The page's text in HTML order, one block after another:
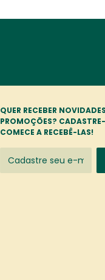
QUER RECEBER
PROMOÇÕES? CADASTRE-
COMECE A RECEBÊ-LAS!